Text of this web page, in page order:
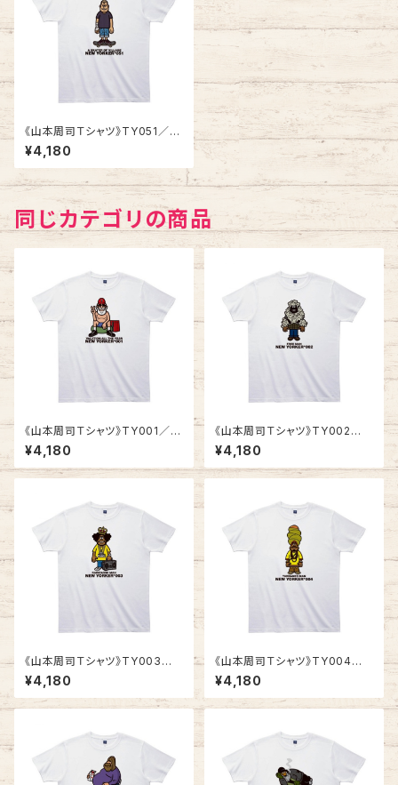
《山本周司Ｔシャツ》TY051／
A SKATER OF VILLAGE
¥4,180
同じカテゴリの商品
《山本周司Ｔシャツ》TY001／
VACATION ALL THE YEAR
¥4,180
《山本周司Ｔシャツ》TY002
／ FREE MAN
¥4,180
《山本周司Ｔシャツ》TY003
／ RADICASSE MAN
¥4,180
《山本周司Ｔシャツ》TY004
／ TARBANED MAN
¥4,180